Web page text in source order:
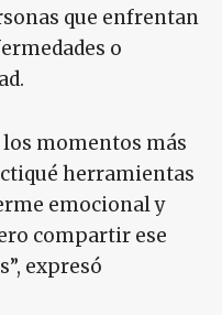
que enfrentan
o
los momentos más
herramientas
emocional y
compartir ese
expresó